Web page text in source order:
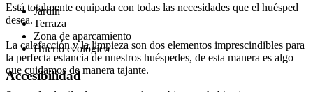
Está totalmente equipada con todas las necesidades que el huésped
desea.
La calefacción y la limpieza son dos elementos imprescindibles para
la perfecta estancia de nuestros huéspedes, de esta manera es algo
que cuidamos de manera tajante.
Jardín
Terraza
Zona de aparcamiento
Huerto ecológico
Accesibilidad